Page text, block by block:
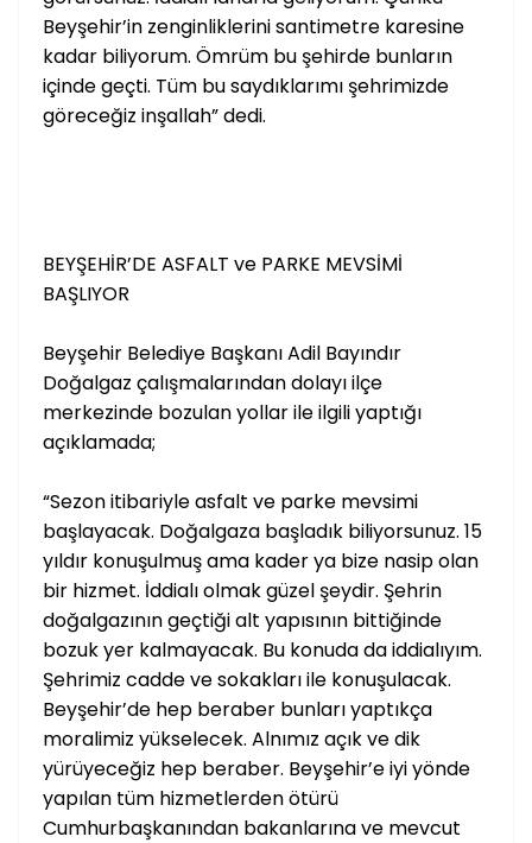
Beyşehir’in zenginliklerini santimetre karesine
kadar biliyorum. Ömrüm bu şehirde bunların
içinde geçti. Tüm bu saydıklarımı şehrimizde
göreceğiz inşallah” dedi.
BEYŞEHİR’DE ASFALT ve PARKE MEVSİMİ
BAŞLIYOR
Beyşehir Belediye Başkanı Adil Bayındır
Doğalgaz çalışmalarından dolayı ilçe
merkezinde bozulan yollar ile ilgili yaptığı
açıklamada;
“Sezon itibariyle asfalt ve parke mevsimi
başlayacak. Doğalgaza başladık biliyorsunuz. 15
yıldır konuşulmuş ama kader ya bize nasip olan
bir hizmet. İddialı olmak güzel şeydir. Şehrin
doğalgazının geçtiği alt yapısının bittiğinde
bozuk yer kalmayacak. Bu konuda da iddialıyım.
Şehrimiz cadde ve sokakları ile konuşulacak.
Beyşehir’de hep beraber bunları yaptıkça
moralimiz yükselecek. Alnımız açık ve dik
yürüyeceğiz hep beraber. Beyşehir’e iyi yönde
yapılan tüm hizmetlerden ötürü
Cumhurbaşkanından bakanlarına ve mevcut